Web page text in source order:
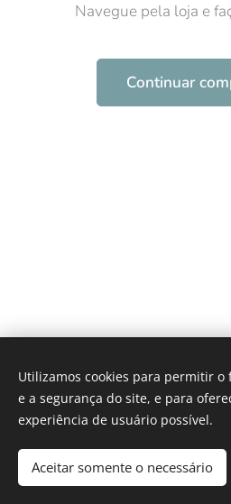
Navegue pela loja e
Continuar
© 2026 | Cultura Argentino-
Cookies
Idiomas
Español
Português brasileiro
Utilizamos cookies para permitir
e a segurança do site, e para
experiência de usuário possível.
Aceitar somente o necessário